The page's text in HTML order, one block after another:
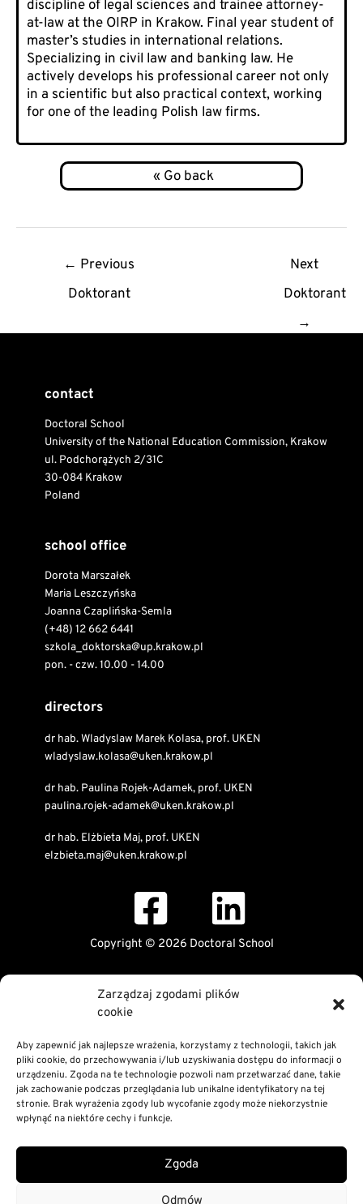
Zarządzaj zgodami plików
cookie
Aby zapewnić jak najlepsze wrażenia, korzystamy z technologii, takich jak
pliki cookie, do przechowywania i/lub uzyskiwania dostępu do informacji o
urządzeniu. Zgoda na te technologie pozwoli nam przetwarzać dane, takie
jak zachowanie podczas przeglądania lub unikalne identyfikatory na tej
stronie. Brak wyrażenia zgody lub wycofanie zgody może niekorzystnie
wpłynąć na niektóre cechy i funkcje.
Zgoda
Odmów
discipline of legal sciences and trainee attorney-
at-law at the OIRP in Krakow. Final year student of
master’s studies in international relations.
Specializing in civil law and banking law. He
actively develops his professional career not only
in a scientific but also practical context, working
for one of the leading Polish law firms.
← Previous
Doktorant
Next
Doktorant
→
contact
Doctoral School
University of the National Education Commission, Krakow
ul. Podchorążych 2/31C
30-084 Krakow
Poland
school office
Dorota Marszałek
Maria Leszczyńska
Joanna Czaplińska-Semla
(+48) 12 662 6441
szkola_doktorska@up.krakow.pl
pon. - czw. 10.00 - 14.00
directors
dr hab. Wladyslaw Marek Kolasa, prof. UKEN
wladyslaw.kolasa@uken.krakow.pl
dr hab. Paulina Rojek-Adamek, prof. UKEN
paulina.rojek-adamek@uken.krakow.pl
dr hab. Elżbieta Maj, prof. UKEN
elzbieta.maj@uken.krakow.pl
Copyright © 2026 Doctoral School
Declaration of digital accessibility
RODO Statement